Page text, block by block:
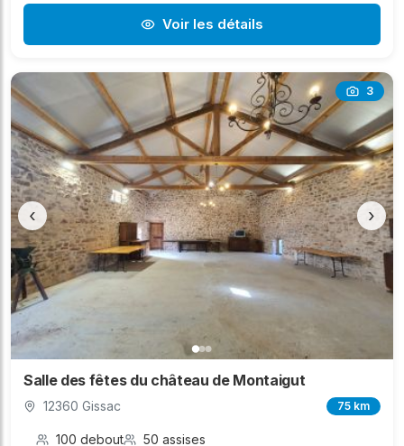
Voir les détails
3
‹ ›
Salle des fêtes du château de Montaigut
12360 Gissac 75 km
100 debout 50 assises